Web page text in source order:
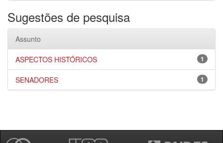
Sugestões de pesquisa
Assunto
1
ASPECTOS HISTÓRICOS
1
SENADORES